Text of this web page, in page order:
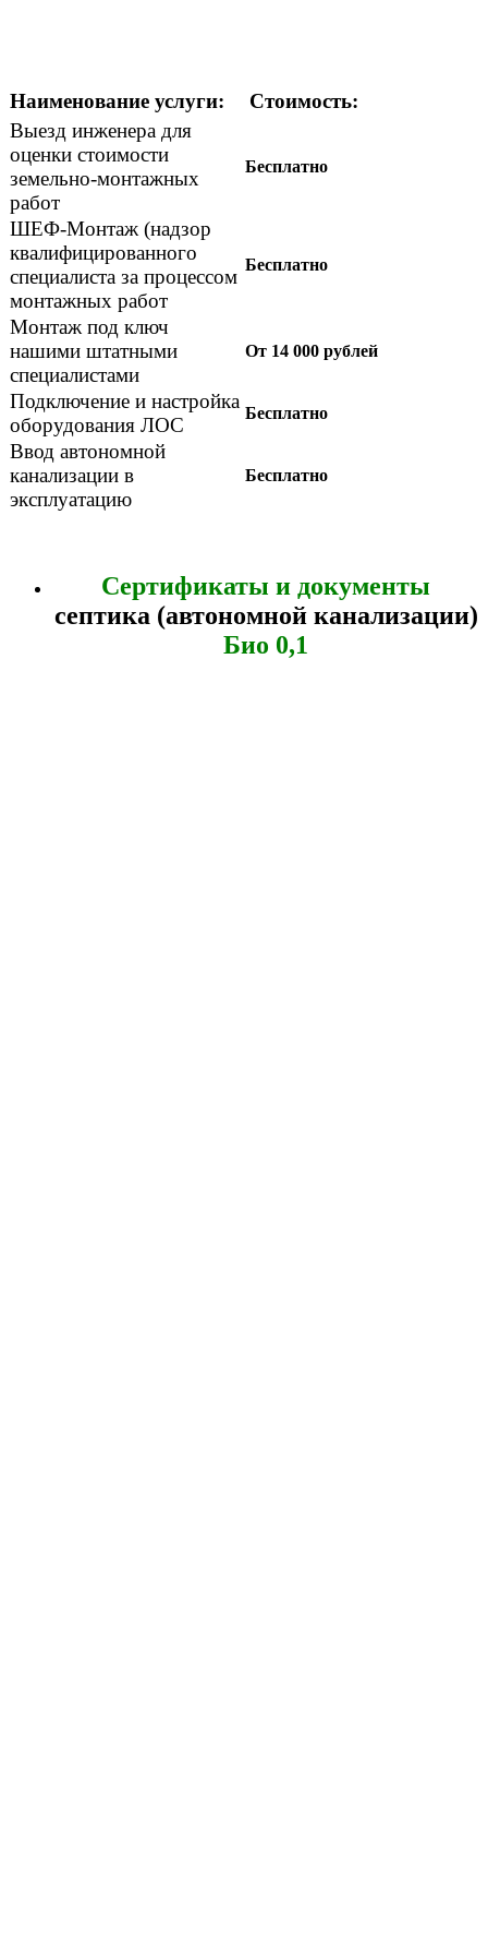
Наименование услуги:
Стоимость:
Выезд инженера для
оценки стоимости
земельно-монтажных
работ
Бесплатно
ШЕФ-Монтаж (надзор
квалифицированного
специалиста за процессом
монтажных работ
Бесплатно
Монтаж под ключ
нашими штатными
специалистами
От 14 000 рублей
Подключение и настройка
оборудования ЛОС
Бесплатно
Ввод автономной
канализации в
эксплуатацию
Бесплатно
Сертификаты и документы
септика (автономной канализации)
Био 0,1